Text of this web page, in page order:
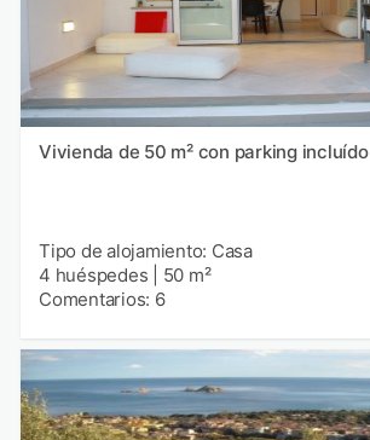
Vivienda de 50 m² con parking incluído
Tipo de alojamiento: Casa
4 huéspedes
50 m²
Comentarios: 6